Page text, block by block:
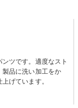
ツです。適度なスト
品に洗い加工をか
げています。